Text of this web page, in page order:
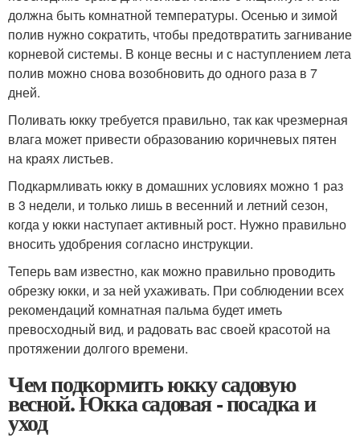
должна быть комнатной температуры. Осенью и зимой
полив нужно сократить, чтобы предотвратить загнивание
корневой системы. В конце весны и с наступлением лета
полив можно снова возобновить до одного раза в 7
дней.
Поливать юкку требуется правильно, так как чрезмерная
влага может привести образованию коричневых пятен
на краях листьев.
Подкармливать юкку в домашних условиях можно 1 раз
в 3 недели, и только лишь в весенний и летний сезон,
когда у юкки наступает активный рост. Нужно правильно
вносить удобрения согласно инструкции.
Теперь вам известно, как можно правильно проводить
обрезку юкки, и за ней ухаживать. При соблюдении всех
рекомендаций комнатная пальма будет иметь
превосходный вид, и радовать вас своей красотой на
протяжении долгого времени.
Чем подкормить юкку садовую
весной. Юкка садовая - посадка и
уход